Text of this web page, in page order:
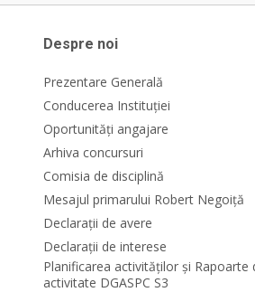
Despre noi
Prezentare Generală
Conducerea Instituției
Oportunități angajare
Arhiva concursuri
Comisia de disciplină
Mesajul primarului Robert Negoiță
Declarații de avere
Declarații de interese
Planificarea activităților și Rapoarte
activitate DGASPC S3